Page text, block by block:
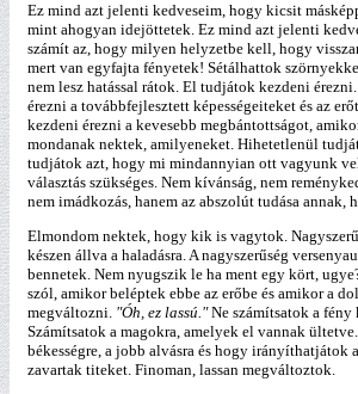
Ez mind azt jelenti kedveseim, hogy kicsit
mint ahogyan idejöttetek. Ez mind azt jelenti
számít az, hogy milyen helyzetbe kell, hogy
mert van egyfajta fényetek! Sétálhattok
nem lesz hatással rátok. El tudjátok kezdeni
érezni a továbbfejlesztett képességeiteket és az
kezdeni érezni a kevesebb megbántottságot,
mondanak nektek, amilyeneket. Hihetetlenül
tudjátok azt, hogy mi mindannyian ott vagyunk
választás szükséges. Nem kívánság, nem
nem imádkozás, hanem az abszolút tudása
Elmondom nektek, hogy kik is vagytok.
készen állva a haladásra. A nagyszerűség
bennetek. Nem nyugszik le ha ment egy kört,
szól, amikor beléptek ebbe az erőbe és amikor a
megváltozni. "Óh, ez lassú."Ne számítsatok a
Számítsatok a magokra, amelyek el vannak
békességre, a jobb alvásra és hogy irányíthatjátok
zavartak titeket. Finoman, lassan megváltoztok.